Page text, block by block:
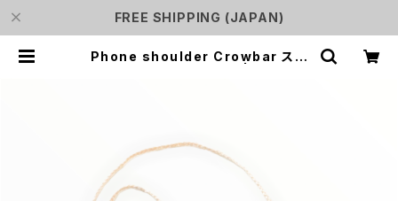
FREE SHIPPING (JAPAN)
Phone shoulder Crowbar スマ